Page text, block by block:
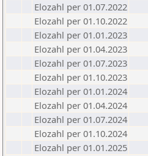
Elozahl per 01.07.2022
Elozahl per 01.10.2022
Elozahl per 01.01.2023
Elozahl per 01.04.2023
Elozahl per 01.07.2023
Elozahl per 01.10.2023
Elozahl per 01.01.2024
Elozahl per 01.04.2024
Elozahl per 01.07.2024
Elozahl per 01.10.2024
Elozahl per 01.01.2025